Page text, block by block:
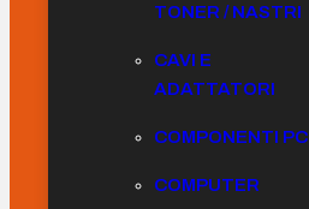
TONER / NASTRI
CAVI E
ADATTATORI
COMPONENTI PC
COMPUTER